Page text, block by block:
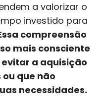
a valorizar o
investido para
compreensão
mais consciente
a aquisição
que não
necessidades.